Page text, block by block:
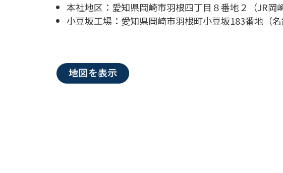
本社地区：愛知県岡崎市羽根四丁目８番地２（JR岡
小豆坂工場：愛知県岡崎市羽根町小豆坂183番地（